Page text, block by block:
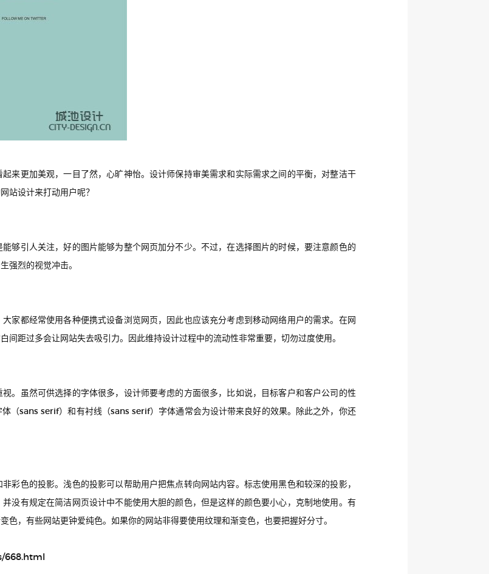
来更加美观，一目了然，心旷神怡。设计师保持审美需求和实际需求之间的平衡，对整洁干
站设计来打动用户呢？
能够引人关注，好的图片能够为整个网页加分不少。不过，在选择图片的时候，要注意颜色的
强烈的视觉冲击。
家都经常使用各种便携式设备浏览网页，因此也应该充分考虑到移动网络用户的需求。在网
间距过多会让网站失去吸引力。因此维持设计过程中的流动性非常重要，切勿过度使用。
。虽然可供选择的字体很多，设计师要考虑的方面很多，比如说，目标客户和客户公司的性
（sans serif）和有衬线（sans serif）字体通常会为设计带来良好的效果。除此之外，你还
彩色的投影。浅色的投影可以帮助用户把焦点转向网站内容。标志使用黑色和较深的投影，
没有规定在简洁网页设计中不能使用大胆的颜色，但是这样的颜色要小心，克制地使用。有
色，有些网站更钟爱纯色。如果你的网站非得要使用纹理和渐变色，也要把握好分寸。
668.html